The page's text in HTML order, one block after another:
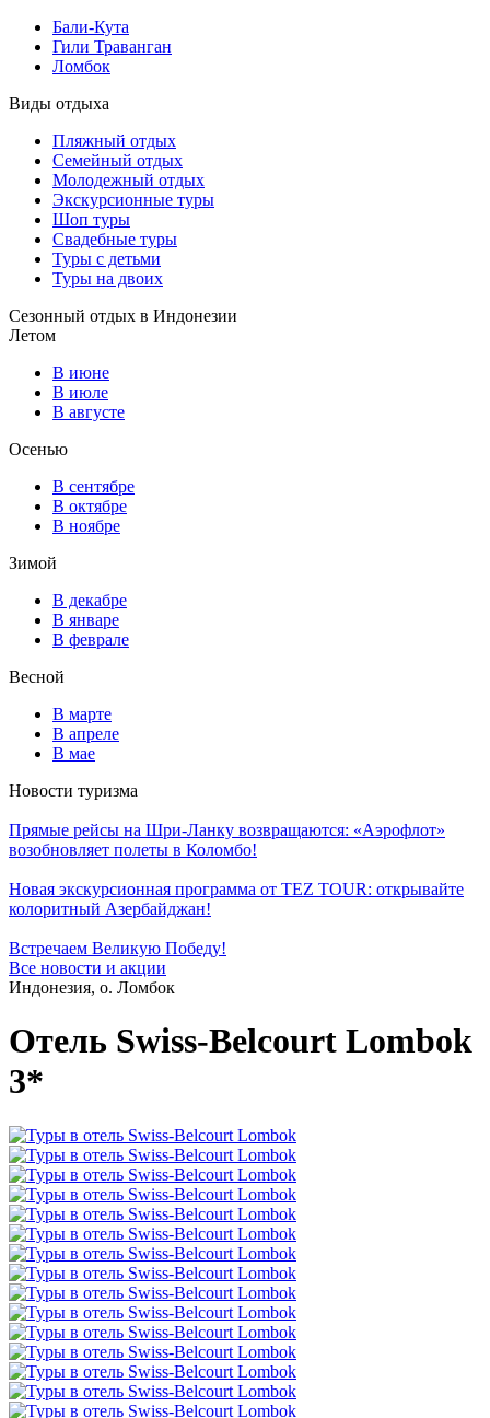
Бали-Кута
Гили Траванган
Ломбок
Виды отдыха
Пляжный отдых
Семейный отдых
Молодежный отдых
Экскурсионные туры
Шоп туры
Свадебные туры
Туры с детьми
Туры на двоих
Сезонный отдых в Индонезии
Летом
В июне
В июле
В августе
Осенью
В сентябре
В октябре
В ноябре
Зимой
В декабре
В январе
В феврале
Весной
В марте
В апреле
В мае
Новости туризма
Прямые рейсы на Шри-Ланку возвращаются: «Аэрофлот»
возобновляет полеты в Коломбо!
Новая экскурсионная программа от TEZ TOUR: открывайте
колоритный Азербайджан!
Встречаем Великую Победу!
Все новости и акции
Индонезия, о. Ломбок
Отель Swiss-Belcourt Lombok
3*